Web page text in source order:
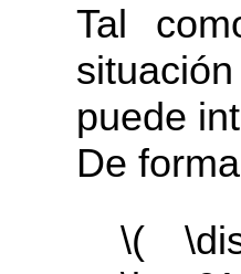
Tal
puede
De
\(